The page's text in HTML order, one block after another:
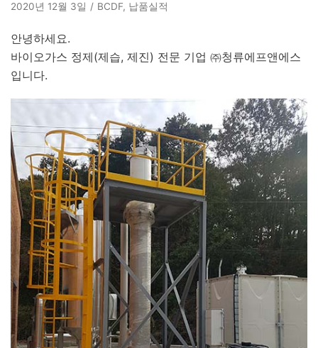
2020년 12월 3일 BCDF, 납품실적
안녕하세요.
바이오가스 정제(제습, 제진) 전문 기업 ㈜청류에프앤에스
입니다.